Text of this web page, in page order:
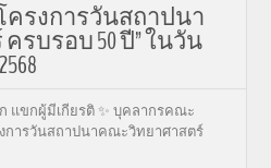
ครงการวันสถาปนา
บรอบ 50 ปี” ในวัน
ขกผู้มีเกียรติ ✨ บุคลากรคณะ
งการวันสถาปนาคณะวิทยาศาสตร์